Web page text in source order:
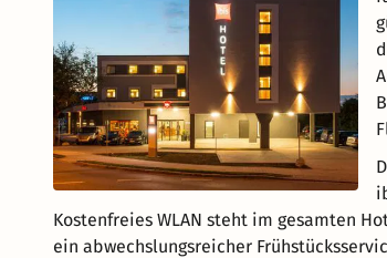
Kostenfreies WLAN steht im gesamten
ein abwechslungsreicher